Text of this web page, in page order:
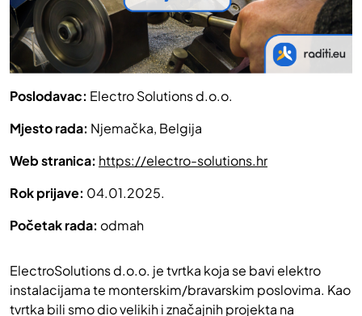
Poslodavac: Electro Solutions d.o.o.
Mjesto rada: Njemačka, Belgija
Web stranica: https://electro-solutions.hr
Rok prijave: 04.01.2025.
Početak rada: odmah
ElectroSolutions d.o.o. je tvrtka koja se bavi elektro
instalacijama te monterskim/bravarskim poslovima. Kao
tvrtka bili smo dio velikih i značajnih projekta na